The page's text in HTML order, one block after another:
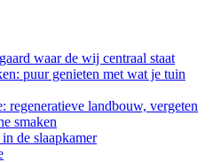
waar de wij centraal staat
puur genieten met wat je tuin
regeneratieve landbouw, vergeten
smaken
de slaapkamer